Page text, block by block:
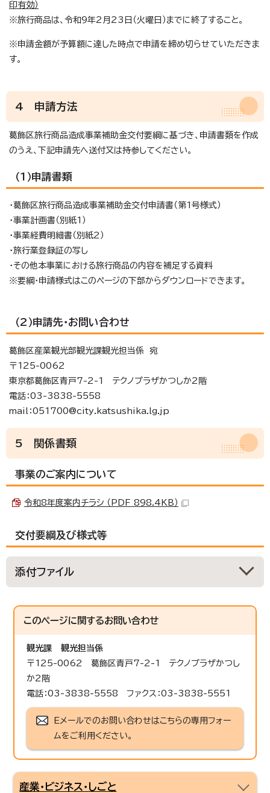
印有効）
※旅行商品は、令和9年2月23日（火曜日）までに終了すること。
※申請金額が予算額に達した時点で申請を締め切らせていただきま
す。
4 申請方法
葛飾区旅行商品造成事業補助金交付要綱に基づき、申請書類を作成
のうえ、下記申請先へ送付又は持参してください。
（1）申請書類
・葛飾区旅行商品造成事業補助金交付申請書（第1号様式）
・事業計画書（別紙1）
・事業経費明細書（別紙2）
・旅行業登録証の写し
・その他本事業における旅行商品の内容を補足する資料
※要綱・申請様式はこのページの下部からダウンロードできます。
（2）申請先・お問い合わせ
葛飾区産業観光部観光課観光担当係 宛
〒125-0062
東京都葛飾区青戸7-2-1 テクノプラザかつしか2階
電話：03-3838-5558
mail：051700@city.katsushika.lg.jp
5 関係書類
事業のご案内について
令和8年度案内チラシ （PDF 898.4KB）
交付要綱及び様式等
添付ファイル
このページに関するお問い合わせ
観光課
観光担当係
〒125-0062 葛飾区青戸7-2-1 テクノプラザかつし
か2階
電話：03-3838-5558 ファクス：03-3838-5551
Eメールでのお問い合わせはこちらの専用フォー
ムをご利用ください。
産業・ビジネス・しごと